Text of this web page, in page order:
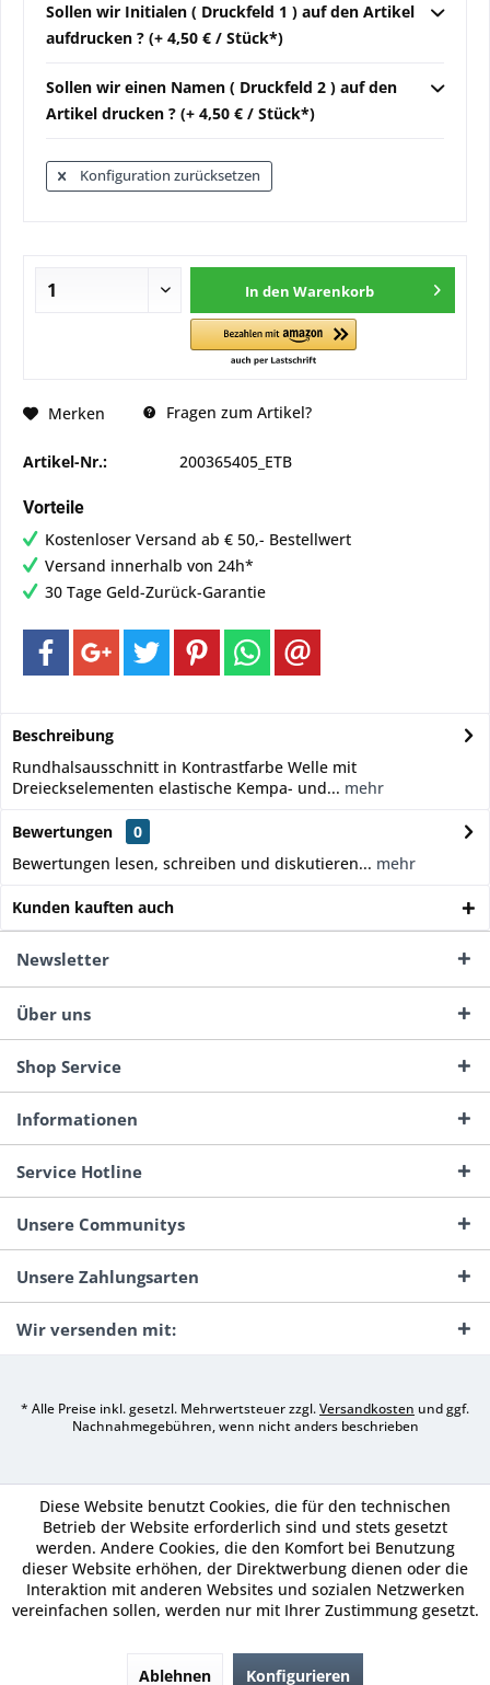
Sollen wir Initialen ( Druckfeld 1 ) auf den Artikel
aufdrucken ? (+ 4,50 € / Stück*)
Sollen wir einen Namen ( Druckfeld 2 ) auf den
Artikel drucken ? (+ 4,50 € / Stück*)
Konfiguration zurücksetzen
In den Warenkorb
Merken Fragen zum Artikel?
Artikel-Nr.: 200365405_ETB
Vorteile
Kostenloser Versand ab € 50,- Bestellwert
Versand innerhalb von 24h*
30 Tage Geld-Zurück-Garantie
Beschreibung
Rundhalsausschnitt in Kontrastfarbe Welle mit
Dreieckselementen elastische Kempa- und... mehr
Bewertungen
0
Bewertungen lesen, schreiben und diskutieren... mehr
Kunden kauften auch
Newsletter
Über uns
Shop Service
Informationen
Service Hotline
Unsere Communitys
Unsere Zahlungsarten
Wir versenden mit:
* Alle Preise inkl. gesetzl. Mehrwertsteuer zzgl.Versandkosten und ggf.
Nachnahmegebühren, wenn nicht anders beschrieben
Diese Website benutzt Cookies, die für den technischen
Betrieb der Website erforderlich sind und stets gesetzt
werden. Andere Cookies, die den Komfort bei Benutzung
dieser Website erhöhen, der Direktwerbung dienen oder die
Interaktion mit anderen Websites und sozialen Netzwerken
vereinfachen sollen, werden nur mit Ihrer Zustimmung gesetzt.
Ablehnen Konfigurieren